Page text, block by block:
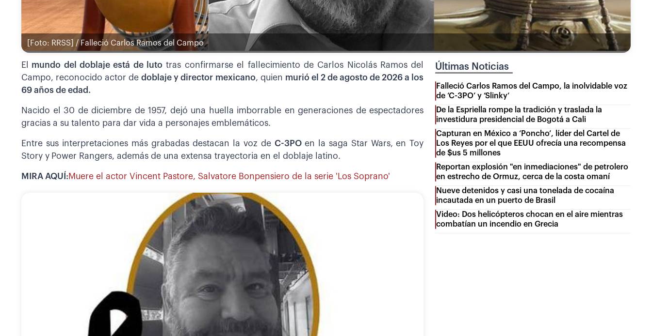
[Foto: RRSS] / Falleció Carlos Ramos del Campo
El mundo del doblaje está de luto tras confirmarse el fallecimiento de Carlos Nicolás Ramos del
Campo, reconocido actor dedoblaje y director mexicano, quien murió el 2 de agosto de 2026 a los
69 años de edad.
Nacido el 30 de diciembre de 1957, dejó una huella imborrable en generaciones de espectadores
gracias a su talento para dar vida a personajes emblemáticos.
Entre sus interpretaciones más grabadas destacan la voz deC-3POen la saga Star Wars, en Toy
Story y Power Rangers, además de una extensa trayectoria en el doblaje latino.
MIRA AQUÍ: Muere el actor Vincent Pastore, Salvatore Bonpensiero de la serie 'Los Soprano'
Últimas Noticias
Falleció Carlos Ramos del Campo, la inolvidable voz
de ‘C-3PO’ y ‘Slinky’
De la Espriella rompe la tradición y traslada la
investidura presidencial de Bogotá a Cali
Capturan en México a ‘Poncho’, líder del Cartel de
Los Reyes por el que EEUU ofrecía una recompensa
de $us 5 millones
Reportan explosión "en inmediaciones" de petrolero
en estrecho de Ormuz, cerca de la costa omaní
Nueve detenidos y casi una tonelada de cocaína
incautada en un puerto de Brasil
Video: Dos helicópteros chocan en el aire mientras
combatían un incendio en Grecia